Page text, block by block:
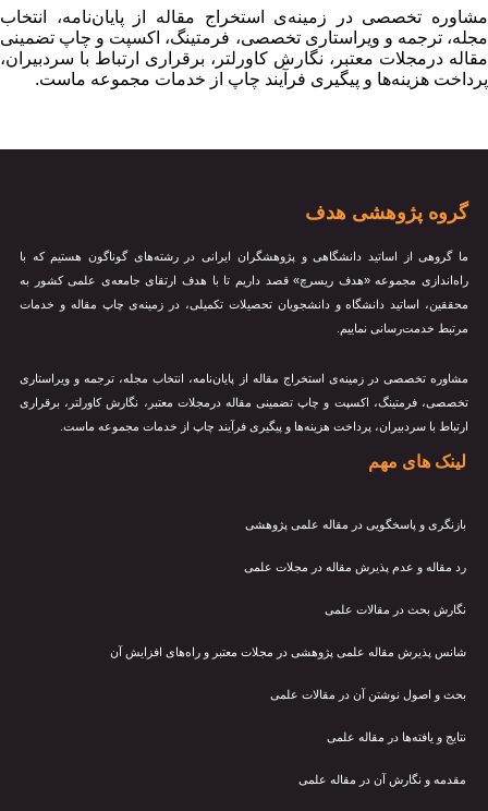
مشاوره تخصصی در زمینه‌ی استخراج مقاله از پایان‌نامه، انتخاب
مجله، ترجمه و ویراستاری تخصصی، فرمتینگ، اکسپت و چاپ تضمینی
مقاله درمجلات معتبر، نگارش کاورلتر، برقراری ارتباط با سردبیران،
پرداخت هزینه‌ها و پیگیری فرآیند چاپ از خدمات مجموعه ماست.
گروه پژوهشی هدف
ما گروهی از اساتید دانشگاهی و پژوهشگران ایرانی در رشته‌های گوناگون هستیم که با
راه‌اندازی مجموعه «هدف ریسرچ» قصد داریم تا با هدف ارتقای جامعه‌ی علمی کشور به
محققین، اساتید دانشگاه و دانشجویان تحصیلات تکمیلی، در زمینه‌ی چاپ مقاله و خدمات
مرتبط خدمت‌رسانی نماییم.
مشاوره تخصصی در زمینه‌ی استخراج مقاله از پایان‌نامه، انتخاب مجله، ترجمه و ویراستاری
تخصصی، فرمتینگ، اکسپت و چاپ تضمینی مقاله درمجلات معتبر، نگارش کاورلتر، برقراری
ارتباط با سردبیران، پرداخت هزینه‌ها و پیگیری فرآیند چاپ از خدمات مجموعه ماست.
لینک های مهم
بازنگری و پاسخگویی در مقاله علمی پژوهشی
رد مقاله و عدم پذیرش مقاله در مجلات علمی
نگارش بحث در مقالات علمی
شانس پذیرش مقاله علمی پژوهشی در مجلات معتبر و راه‌های افزایش آن
بحث و اصول نوشتن آن در مقالات علمی
نتایج و یافته‌ها در مقاله علمی
مقدمه و نگارش آن در مقاله علمی